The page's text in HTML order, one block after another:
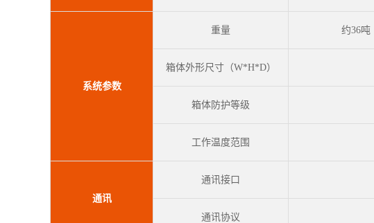
系统参数
重量 约36吨
箱体外形尺寸（W*H*D）
箱体防护等级
工作温度范围
通讯
通讯接口
通讯协议